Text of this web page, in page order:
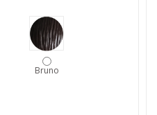
Bruno